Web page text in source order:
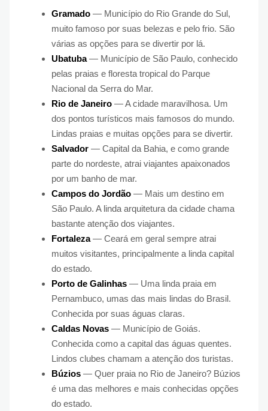
Gramado — Município do Rio Grande do Sul,
muito famoso por suas belezas e pelo frio. São
várias as opções para se divertir por lá.
Ubatuba— Município de São Paulo, conhecido
pelas praias e floresta tropical do Parque
Nacional da Serra do Mar.
Rio de Janeiro — A cidade maravilhosa. Um
dos pontos turísticos mais famosos do mundo.
Lindas praias e muitas opções para se divertir.
Salvador — Capital da Bahia, e como grande
parte do nordeste, atrai viajantes apaixonados
por um banho de mar.
Campos do Jordão — Mais um destino em
São Paulo. A linda arquitetura da cidade chama
bastante atenção dos viajantes.
Fortaleza— Ceará em geral sempre atrai
muitos visitantes, principalmente a linda capital
do estado.
Porto de Galinhas — Uma linda praia em
Pernambuco, umas das mais lindas do Brasil.
Conhecida por suas águas claras.
Caldas Novas — Município de Goiás.
Conhecida como a capital das águas quentes.
Lindos clubes chamam a atenção dos turistas.
Búzios — Quer praia no Rio de Janeiro? Búzios
é uma das melhores e mais conhecidas opções
do estado.